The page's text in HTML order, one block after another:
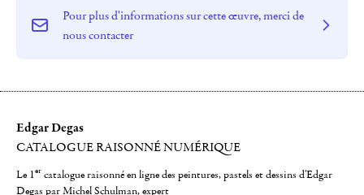
Pour plus d'informations sur cette œuvre, merci de
nous contacter
Edgar Degas
CATALOGUE RAISONNÉ NUMÉRIQUE
Le 1er catalogue raisonné en ligne des peintures, pastels et dessins d'Edgar
Degas par Michel Schulman, expert